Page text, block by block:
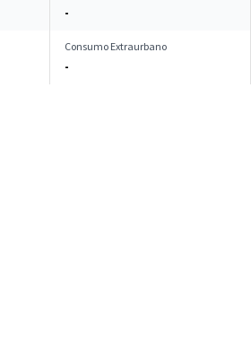
-
Consumo Extraurbano
-